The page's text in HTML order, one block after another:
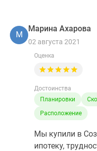
М
Марина Ахарова
02 августа 2021
Оценка
Достоинства
Планировки
Расположение
Мы купили в
ипотеку,